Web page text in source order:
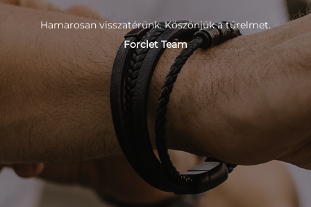
Hamarosan visszatérünk. Köszönjük a türelmet.
Forclet Team